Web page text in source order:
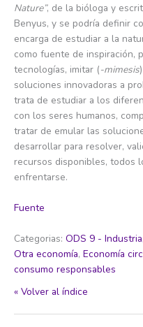
Nature”, de la bióloga y
Benyus, y se podría definir
encarga de estudiar a la
como fuente de inspiración,
tecnologías, imitar (-mimesis
soluciones innovadoras a
trata de estudiar a los
con los seres humanos,
tratar de emular las
desarrollar para resolver,
recursos disponibles, todos
enfrentarse.
Fuente
Categorias: ODS 9 -
Otra economía, Economía
consumo responsables
« Volver al índice